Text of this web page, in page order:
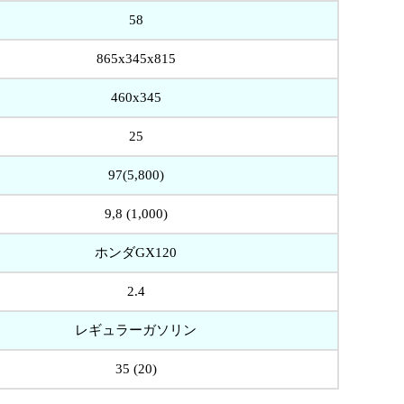
58
865x345x815
460x345
25
97(5,800)
9,8 (1,000)
ホンダGX120
2.4
レギュラーガソリン
35 (20)